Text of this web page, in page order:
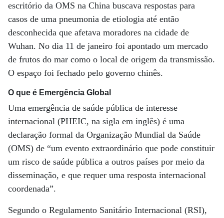
escritório da OMS na China buscava respostas para
casos de uma pneumonia de etiologia até então
desconhecida que afetava moradores na cidade de
Wuhan. No dia 11 de janeiro foi apontado um mercado
de frutos do mar como o local de origem da transmissão.
O espaço foi fechado pelo governo chinês.
O que é Emergência Global
Uma emergência de saúde pública de interesse
internacional (PHEIC, na sigla em inglês) é uma
declaração formal da Organização Mundial da Saúde
(OMS) de “um evento extraordinário que pode constituir
um risco de saúde pública a outros países por meio da
disseminação, e que requer uma resposta internacional
coordenada”.
Segundo o Regulamento Sanitário Internacional (RSI),